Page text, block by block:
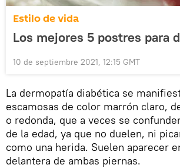
Estilo de vida
Los mejores 5 postres para
10 de septiembre 2021, 12:15 GMT
La dermopatía diabética se
escamosas de color marrón claro,
o redonda, que a veces se
de la edad, ya que no duelen, ni
como una herida. Suelen aparecer
delantera de ambas piernas.